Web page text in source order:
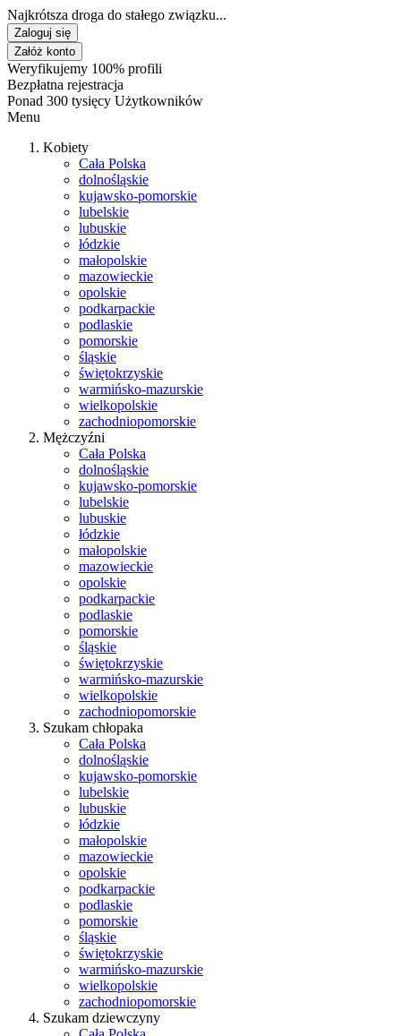
Najkrótsza droga do stałego związku...
Zaloguj się
Załóż konto
Weryfikujemy 100% profili
Bezpłatna rejestracja
Ponad 300 tysięcy Użytkowników
Menu
Kobiety
Cała Polska
dolnośląskie
kujawsko-pomorskie
lubelskie
lubuskie
łódzkie
małopolskie
mazowieckie
opolskie
podkarpackie
podlaskie
pomorskie
śląskie
świętokrzyskie
warmińsko-mazurskie
wielkopolskie
zachodniopomorskie
Mężczyźni
Cała Polska
dolnośląskie
kujawsko-pomorskie
lubelskie
lubuskie
łódzkie
małopolskie
mazowieckie
opolskie
podkarpackie
podlaskie
pomorskie
śląskie
świętokrzyskie
warmińsko-mazurskie
wielkopolskie
zachodniopomorskie
Szukam chłopaka
Cała Polska
dolnośląskie
kujawsko-pomorskie
lubelskie
lubuskie
łódzkie
małopolskie
mazowieckie
opolskie
podkarpackie
podlaskie
pomorskie
śląskie
świętokrzyskie
warmińsko-mazurskie
wielkopolskie
zachodniopomorskie
Szukam dziewczyny